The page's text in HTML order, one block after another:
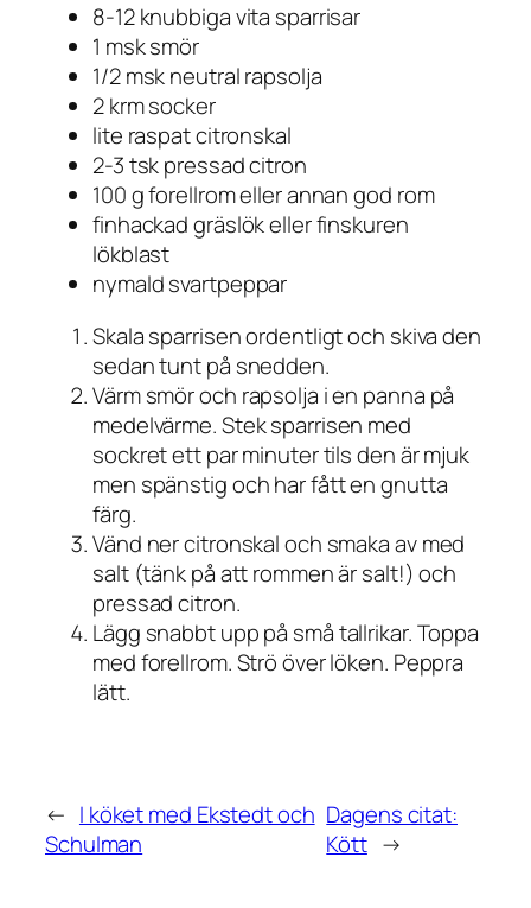
8-12 knubbiga vita sparrisar
1 msk smör
1/2 msk neutral rapsolja
2 krm socker
lite raspat citronskal
2-3 tsk pressad citron
100 g forellrom eller annan god rom
finhackad gräslök eller finskuren
lökblast
nymald svartpeppar
Skala sparrisen ordentligt och skiva den
sedan tunt på snedden.
Värm smör och rapsolja i en panna på
medelvärme. Stek sparrisen med
sockret ett par minuter tils den är mjuk
men spänstig och har fått en gnutta
färg.
Vänd ner citronskal och smaka av med
salt (tänk på att rommen är salt!) och
pressad citron.
Lägg snabbt upp på små tallrikar. Toppa
med forellrom. Strö över löken. Peppra
lätt.
← I köket med Ekstedt och
Schulman
Dagens citat:
Kött →